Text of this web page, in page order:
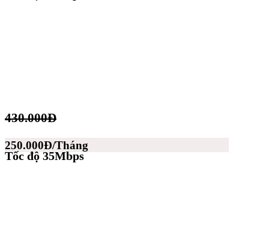
430.000Đ
250.000Đ/Tháng
Tốc độ 35Mbps